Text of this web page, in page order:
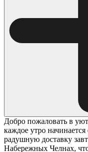
Добро пожаловать в
каждое утро
радушную доставку
Набережных Челнах,